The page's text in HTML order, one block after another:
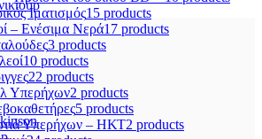
Ιματισμός15 products
– Ενέσιμα Νερά17 products
3 products
10 products
22 products
Υπερήχων2 products
5 products
Υπερήχων – ΗΚΤ2 products